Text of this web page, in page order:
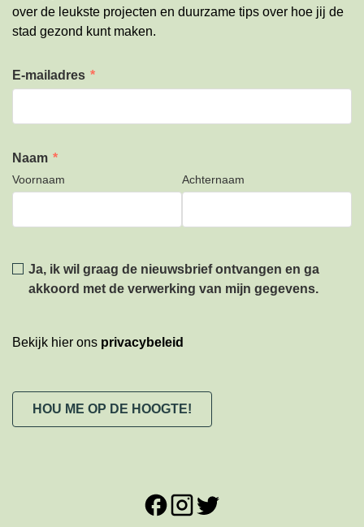
over de leukste projecten en duurzame tips over hoe jij de
stad gezond kunt maken.
E-mailadres *
Naam *
Voornaam Achternaam
Privacy
Ja, ik wil graag de nieuwsbrief ontvangen en ga
akkoord met de verwerking van mijn gegevens.
Bekijk hier ons privacybeleid